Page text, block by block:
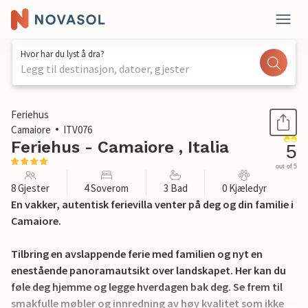
Hvor har du lyst å dra?
Legg til destinasjon, datoer, gjester
1 / 47
Feriehus
Camaiore
ITV076
Feriehus - Camaiore , Italia 5
out of 5
8 Gjester 4 Soverom 3 Bad 0 Kjæledyr
En vakker, autentisk ferievilla venter på deg og din familie i
Camaiore.
Tilbring en avslappende ferie med familien og nyt en
enestående panoramautsikt over landskapet. Her kan du
føle deg hjemme og legge hverdagen bak deg. Se frem til
smakfulle møbler og innredning av høy kvalitet som ikke